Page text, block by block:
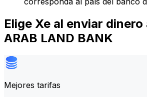
Elige Xe al enviar dinero
ARAB LAND BANK
Mejores tarifas